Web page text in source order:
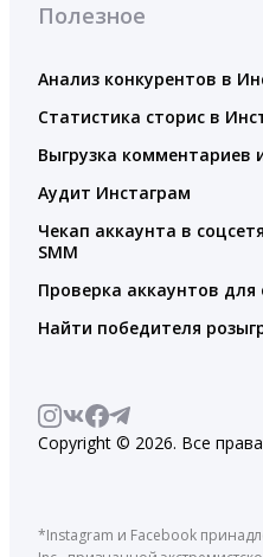
Полезное
Анализ конкурентов в
Статистика сторис в
Выгрузка комментариев
Аудит Инстаграм
Чекап аккаунта в
SMM
Проверка аккаунтов для
Найти победителя
Copyright © 2026. Все
*Instagram и Facebook